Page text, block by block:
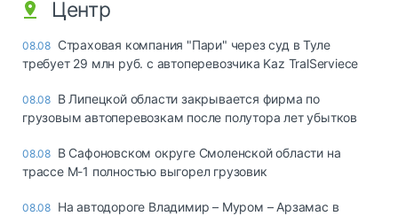
Центр
08.08 Страховая компания "Пари" через суд в Туле
требует 29 млн руб. с автоперевозчика Kaz TralServiece
08.08 В Липецкой области закрывается фирма по
грузовым автоперевозкам после полутора лет убытков
08.08 В Сафоновском округе Смоленской области на
трассе М-1 полностью выгорел грузовик
08.08 На автодороге Владимир – Муром – Арзамас в